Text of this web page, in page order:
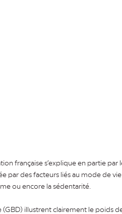
française s’explique en partie par
par des facteurs liés au mode de
ou encore la sédentarité.
(GBD) illustrent clairement le poids